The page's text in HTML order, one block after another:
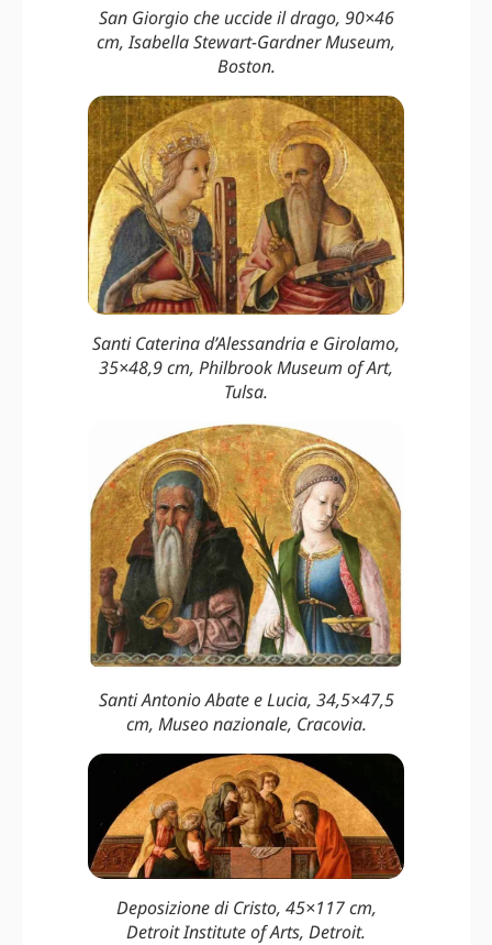
San Giorgio che uccide il drago, 90×46
cm, Isabella Stewart-Gardner Museum,
Boston.
Santi Caterina d’Alessandria e Girolamo,
35×48,9 cm, Philbrook Museum of Art,
Tulsa.
Santi Antonio Abate e Lucia, 34,5×47,5
cm, Museo nazionale, Cracovia.
Deposizione di Cristo, 45×117 cm,
Detroit Institute of Arts, Detroit.